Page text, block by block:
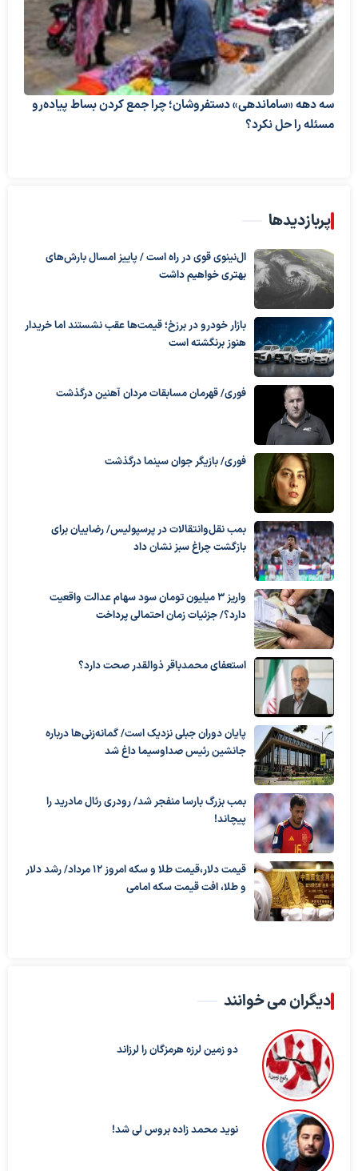
سه دهه «ساماندهی» دستفروشان؛ چرا جمع کردن بساط پیاده‌رو
مسئله را حل نکرد؟
پربازدیدها
ال‌نینوی قوی در راه است / پاییز امسال بارش‌های
بهتری خواهیم داشت
بازار خودرو در برزخ؛ قیمت‌ها عقب نشستند اما خریدار
هنوز برنگشته است
فوری/ قهرمان مسابقات مردان آهنین درگذشت
فوری/ بازیگر جوان سینما درگذشت
بمب نقل‌وانتقالات در پرسپولیس/ رضاییان برای
بازگشت چراغ سبز نشان داد
واریز ۳ میلیون تومان سود سهام عدالت واقعیت
دارد؟/ جزئیات زمان احتمالی پرداخت
استعفای محمدباقر ذوالقدر صحت دارد؟
پایان دوران جبلی نزدیک است/ گمانه‌زنی‌ها درباره
جانشین رئیس صداوسیما داغ شد
بمب بزرگ بارسا منفجر شد/ رودری رئال مادرید را
پیچاند!
قیمت دلار،قیمت طلا و سکه امروز ۱۲ مرداد/ رشد دلار
و طلا، افت قیمت سکه امامی
دیگران می خوانند
دو زمین لرزه هرمزگان را لرزاند
نوید محمد زاده بروس لی شد!